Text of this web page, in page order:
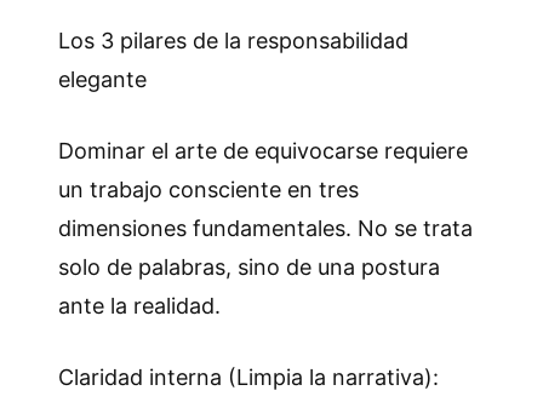
Los 3 pilares de la responsabilidad
elegante
Dominar el arte de equivocarse requiere
un trabajo consciente en tres
dimensiones fundamentales. No se trata
solo de palabras, sino de una postura
ante la realidad.
Claridad interna (Limpia la narrativa):